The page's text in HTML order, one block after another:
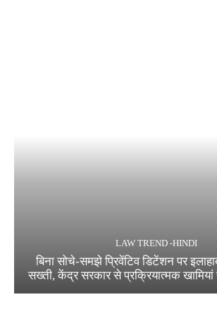
LAW TREND -HINDI
बिना सोचे-समझे प्रिवेंटिव डिटेंशन पर
सख्ती, केंद्र सरकार से प्रक्रियात्मक